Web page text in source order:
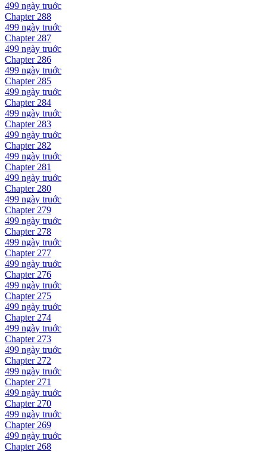
499 ngày truớc
Chapter288
499 ngày truớc
Chapter287
499 ngày truớc
Chapter286
499 ngày truớc
Chapter285
499 ngày truớc
Chapter284
499 ngày truớc
Chapter283
499 ngày truớc
Chapter282
499 ngày truớc
Chapter281
499 ngày truớc
Chapter280
499 ngày truớc
Chapter279
499 ngày truớc
Chapter278
499 ngày truớc
Chapter277
499 ngày truớc
Chapter276
499 ngày truớc
Chapter275
499 ngày truớc
Chapter274
499 ngày truớc
Chapter273
499 ngày truớc
Chapter272
499 ngày truớc
Chapter271
499 ngày truớc
Chapter270
499 ngày truớc
Chapter269
499 ngày truớc
Chapter268